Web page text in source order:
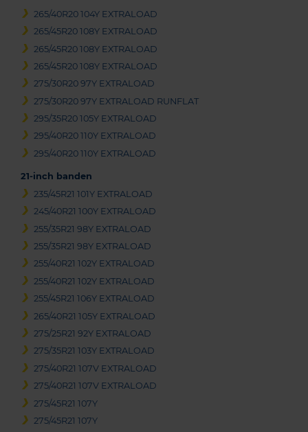
265/40R20 104Y EXTRALOAD
265/45R20 108Y EXTRALOAD
265/45R20 108Y EXTRALOAD
265/45R20 108Y EXTRALOAD
275/30R20 97Y EXTRALOAD
275/30R20 97Y EXTRALOAD RUNFLAT
295/35R20 105Y EXTRALOAD
295/40R20 110Y EXTRALOAD
295/40R20 110Y EXTRALOAD
21-inch banden
235/45R21 101Y EXTRALOAD
245/40R21 100Y EXTRALOAD
255/35R21 98Y EXTRALOAD
255/35R21 98Y EXTRALOAD
255/40R21 102Y EXTRALOAD
255/40R21 102Y EXTRALOAD
255/45R21 106Y EXTRALOAD
265/40R21 105Y EXTRALOAD
275/25R21 92Y EXTRALOAD
275/35R21 103Y EXTRALOAD
275/40R21 107V EXTRALOAD
275/40R21 107V EXTRALOAD
275/45R21 107Y
275/45R21 107Y